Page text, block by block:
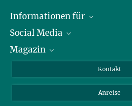
Informationen für
Journalist*innen
Stipendiat*innen
Social Media
LinkedIn
Magazin
Kontakt
Anreise